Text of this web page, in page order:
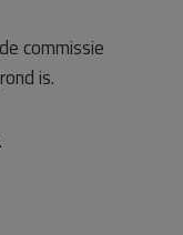
commissie
is.